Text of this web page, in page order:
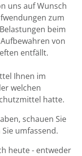
uns auf Wunsch
zum
beim
von
entfällt.
Ihnen im
welchen
hatte.
schauen Sie
umfassend.
heute - entweder